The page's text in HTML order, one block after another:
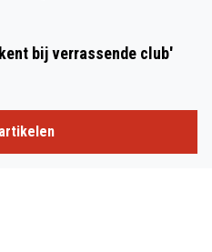
bij verrassende club'